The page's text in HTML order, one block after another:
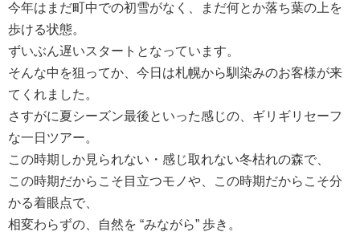
今年はまだ町中での初雪がなく、まだ何とか落ち葉の上を
歩ける状態。
ずいぶん遅いスタートとなっています。
そんな中を狙ってか、今日は札幌から馴染みのお客様が来
てくれました。
さすがに夏シーズン最後といった感じの、ギリギリセーフ
な一日ツアー。
この時期しか見られない・感じ取れない冬枯れの森で、
この時期だからこそ目立つモノや、この時期だからこそ分
かる着眼点で、
相変わらずの、自然を “みながら” 歩き。